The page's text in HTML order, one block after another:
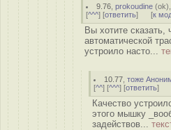
9.76 ,prokoudine (ok
[^^^] [ответить] [к
Вы хотите сказать,
автоматической
устроило насто...
10.77 ,тоже
[^^] [^^^] [ответить]
Качество
этого мышку
задействов...